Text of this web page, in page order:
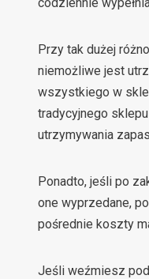
Przy tak dużej
niemożliwe jest
wszystkiego w
tradycyjnego
utrzymywania
Ponadto, jeśli po
one wyprzedane,
pośrednie koszty
Jeśli weźmiesz